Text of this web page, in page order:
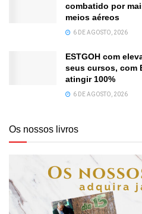
combatido por
meios aéreos
6 DE AGOSTO, 2026
ESTGOH com
seus cursos, com
atingir 100%
6 DE AGOSTO, 2026
Os nossos livros